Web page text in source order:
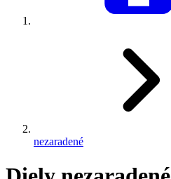
nezaradené